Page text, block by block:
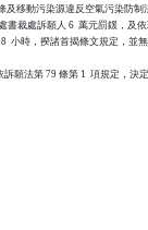
條及移動污染源違反空氣污染防制
處書裁處訴願人 6  萬元罰鍰，及
8  小時，揆諸首揭條文規定，並無
願法第 79 條第 1  項規定，決定